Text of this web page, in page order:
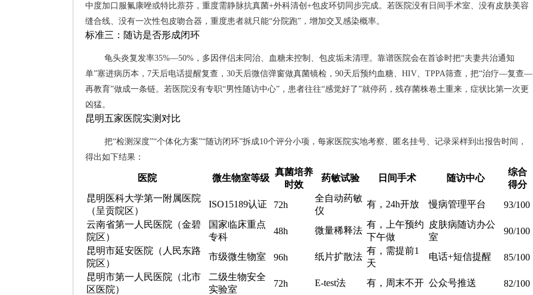
中度加口服氟康唑或特比萘芬，重度需静脉抗真菌+外科清创+包皮环切同步完成。若医院没有日间手术室、没有皮肤美容
缝合线、没有一次性包皮吻合器，重度患者就只能“分院跑”，增加交叉感染概率。
标准三：随访是否形成闭环
龟头炎复发率35%—50%，多因伴侣未同治、血糖未控制、包皮垢未清理。靠谱医院会在首诊时把“夫妻共治通知
单”塞进病历本，7天后电话提醒复查，30天后微信弹窗做真菌镜检，90天后预约血糖、HIV、TPPA筛查，把“治疗—复查—
再教育”做成一条链。若医院没有专职“男性随访中心”，患者往往“感觉好了”就停药，残存菌株卷土重来，症状比第一次更
凶猛。
昆明五家医院实测对比
把“检测深度”“个体化方案”“随访闭环”拆成10个评分小项，每家医院实地考察、匿名挂号、记录采样到出报告时间，
得出如下结果：
医院 微生物室等级
真菌培养
时效
药敏试验 日间手术 随访中心
综合
得分
昆明医科大学第一附属医院
（呈贡院区）
ISO15189认证 72h
全自动药敏
仪
有，24h开放 慢病管理平台
93/100
云南省第一人民医院（金碧
院区）
国家临床重点
专科
48h 微量稀释法
有，上午预约
下午做
皮肤病随访办公
室
90/100
昆明市延安医院（人民东路
院区）
市级微生物室 96h 纸片扩散法
有，需提前1
天
电话+短信提醒
85/100
昆明市第一人民医院（北市
区医院）
二级生物安全
实验室
72h E-test法 有，周末不开 公众号推送 82/100